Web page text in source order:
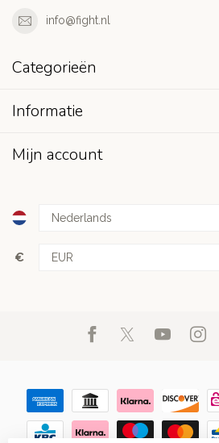
info@fight.nl
Categorieën
Informatie
Mijn account
€